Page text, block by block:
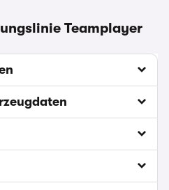
Teamplayer